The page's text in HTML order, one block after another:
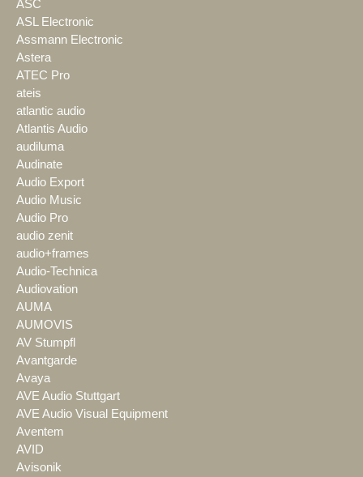
ASC
ASL Electronic
Assmann Electronic
Astera
ATEC Pro
ateis
atlantic audio
Atlantis Audio
audiluma
Audinate
Audio Export
Audio Music
Audio Pro
audio zenit
audio+frames
Audio-Technica
Audiovation
AUMA
AUMOVIS
AV Stumpfl
Avantgarde
Avaya
AVE Audio Stuttgart
AVE Audio Visual Equipment
Aventem
AVID
Avisonik